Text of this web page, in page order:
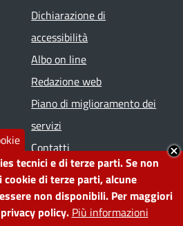
tecnici e di terze parti. Se non
di terze parti, alcune
non disponibili. Per maggiori
policy. Più informazioni
Dichiarazione di
accessibilità
Albo on line
Redazione web
Piano di miglioramento dei
servizi
Contatti